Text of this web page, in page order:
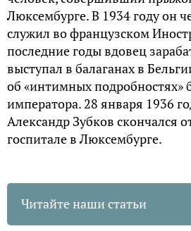
Люксембурге. В 1934 году он
служил во французском
последние годы вдовец
выступал в балаганах в
об «интимных подробностях»
императора. 28 января 1936
Александр Зубков скончался
госпитале в Люксембурге.
Читайте наши статьи